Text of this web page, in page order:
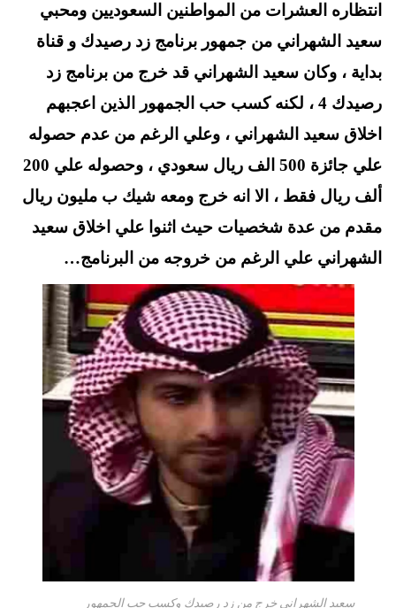
انتظاره العشرات من المواطنين السعوديين ومحبي
سعيد الشهراني من جمهور برنامج زد رصيدك و قناة
بداية ، وكان سعيد الشهراني قد خرج من برنامج زد
رصيدك 4 ، لكنه كسب حب الجمهور الذين اعجبهم
اخلاق سعيد الشهراني ، وعلي الرغم من عدم حصوله
علي جائزة 500 الف ريال سعودي ، وحصوله علي 200
ألف ريال فقط ، الا انه خرج ومعه شيك ب مليون ريال
مقدم من عدة شخصيات حيث اثنوا علي اخلاق سعيد
الشهراني علي الرغم من خروجه من البرنامج…
سعيد الشهراني خرج من زد رصيدك وكسب حب الجمهور